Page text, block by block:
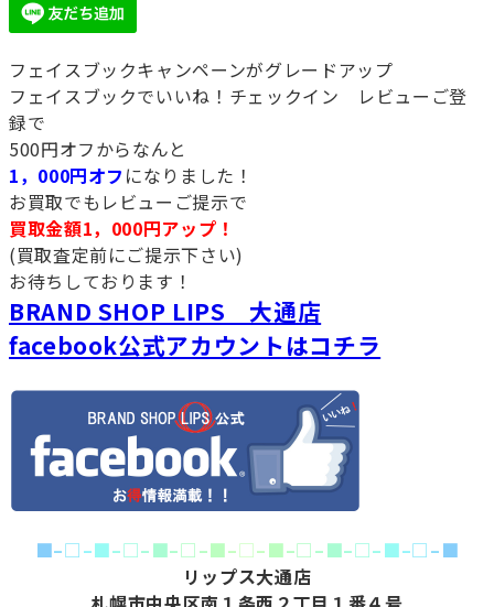
フェイスブックキャンペーンがグレードアップ
フェイスブックでいいね！チェックイン レビューご登
録で
500円オフからなんと
1，000円オフ になりました！
お買取でもレビューご提示で
買取金額1，000円アップ！
(買取査定前にご提示下さい)
お待ちしております！
BRAND SHOP LIPS 大通店
facebook公式アカウントはコチラ
■–□–■–□–■–□–■–□–■–□–■–□–■–□–■
リップス大通店